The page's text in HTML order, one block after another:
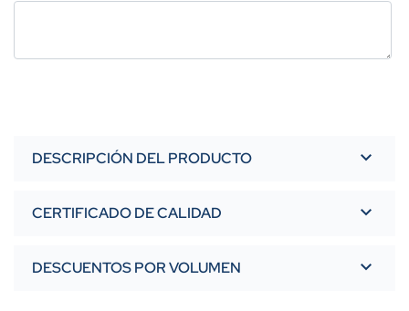
DESCRIPCIÓN DEL PRODUCTO
CERTIFICADO DE CALIDAD
DESCUENTOS POR VOLUMEN